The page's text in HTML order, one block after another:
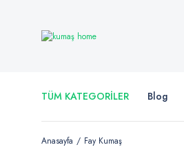
TÜM KATEGORİLER Blog
Anasayfa Fay Kumaş